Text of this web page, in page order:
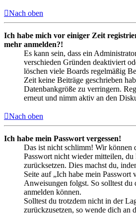
Nach oben
Ich habe mich vor einiger Zeit
mehr anmelden?!
Es kann sein, dass ein
verschieden Gründen deaktiviert
löschen viele Boards regelmäßig
Zeit keine Beiträge geschrieben
Datenbankgröße zu verringern.
erneut und nimm aktiv an den
Nach oben
Ich habe mein Passwort vergessen!
Das ist nicht schlimm! Wir können
Passwort nicht wieder mitteilen, du
zurücksetzen. Dies machst du,
Seite auf „Ich habe mein Passwort
Anweisungen folgst. So solltest du
anmelden können.
Solltest du trotzdem nicht in der
zurückzusetzen, so wende dich an